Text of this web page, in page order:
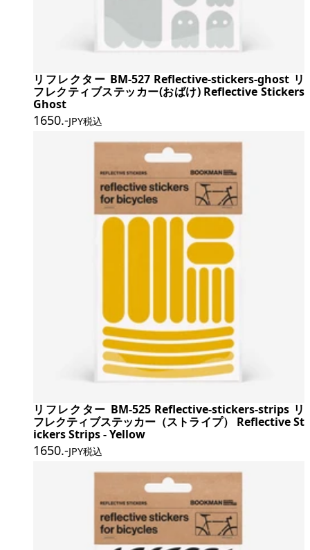
リフレクター BM-527 Reflective-stickers-ghost リ
フレクティブステッカー(おばけ) Reflective Stickers
Ghost
1650.-JPY税込
リフレクター BM-525 Reflective-stickers-strips リ
フレクティブステッカー（ストライプ） Reflective St
ickers Strips - Yellow
1650.-JPY税込